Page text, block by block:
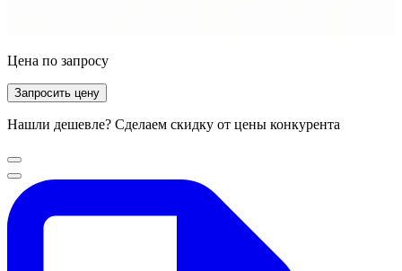
Цена по запросу
Запросить цену
Нашли дешевле? Сделаем скидку от цены конкурента